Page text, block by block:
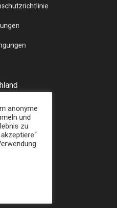
anonyme
und
zu